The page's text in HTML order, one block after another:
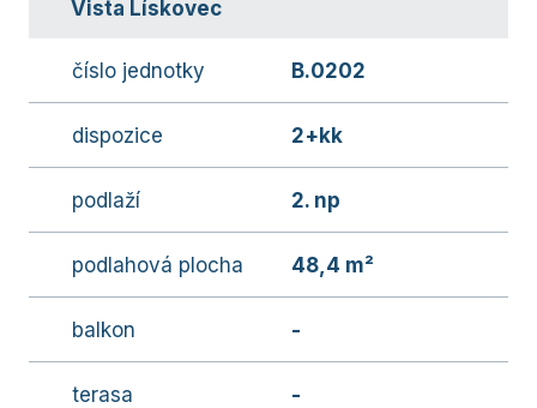
Vista Lískovec
číslo jednotky B.0202
dispozice 2+kk
podlaží 2. np
podlahová plocha 48,4 m²
balkon -
terasa -